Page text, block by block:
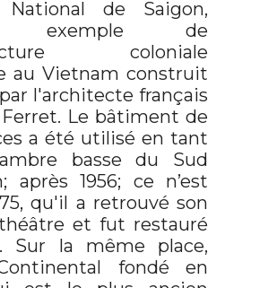
National de Saigon,
exemple de
coloniale
au Vietnam construit
l'architecte français
Le bâtiment de
a été utilisé en tant
basse du Sud
après 1956; ce n’est
qu'il a retrouvé son
et fut restauré
Sur la même place,
fondé en